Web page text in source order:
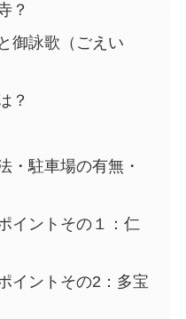
？
御詠歌（ごえい
？
・駐車場の有無・
イントその１：仁
イントその2：多宝